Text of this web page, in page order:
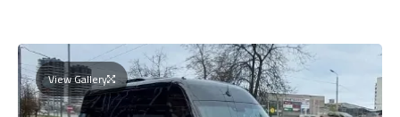
View Gallery